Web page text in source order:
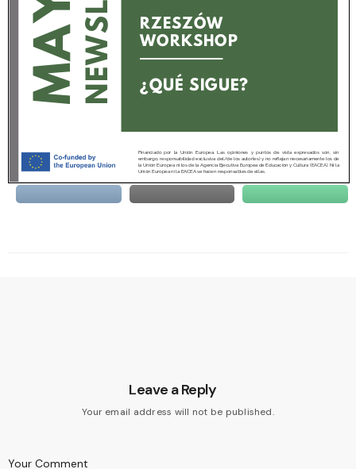
Leave a Reply
Your email address will not be published.